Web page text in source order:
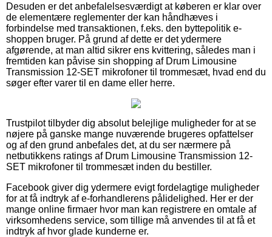
Desuden er det anbefalelsesværdigt at køberen er klar over
de elementære reglementer der kan håndhæves i
forbindelse med transaktionen, f.eks. den byttepolitik e-
shoppen bruger. På grund af dette er det ydermere
afgørende, at man altid sikrer ens kvittering, således man i
fremtiden kan påvise sin shopping af Drum Limousine
Transmission 12-SET mikrofoner til trommesæt, hvad end du
søger efter varer til en dame eller herre.
Trustpilot tilbyder dig absolut belejlige muligheder for at se
nøjere på ganske mange nuværende brugeres opfattelser
og af den grund anbefales det, at du ser nærmere på
netbutikkens ratings af Drum Limousine Transmission 12-
SET mikrofoner til trommesæt inden du bestiller.
Facebook giver dig ydermere evigt fordelagtige muligheder
for at få indtryk af e-forhandlerens pålidelighed. Her er der
mange online firmaer hvor man kan registrere en omtale af
virksomhedens service, som tillige må anvendes til at få et
indtryk af hvor glade kunderne er.